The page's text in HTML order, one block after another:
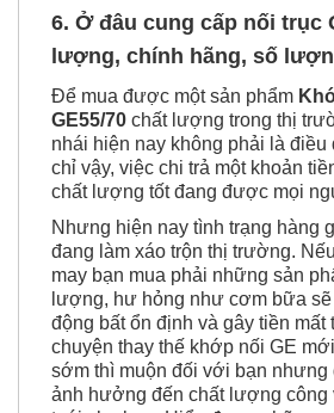
6. Ở đâu cung cấp nối trục
lượng, chính hãng, số
Để mua được một sản phẩm
GE55/70chất lượng trong thị
nhái hiện nay không phải là điều
chỉ vậy, việc chi trả một khoản
chất lượng tốt đang được mọi
Nhưng hiện nay tình trạng hàng
đang làm xáo trộn thị trường.
may bạn mua phải những sản
lượng, hư hỏng như cơm bữa sẽ
động bất ổn định và gây tiền mất
chuyện thay thế khớp nối GE mới
sớm thì muộn đối với bạn nhưng